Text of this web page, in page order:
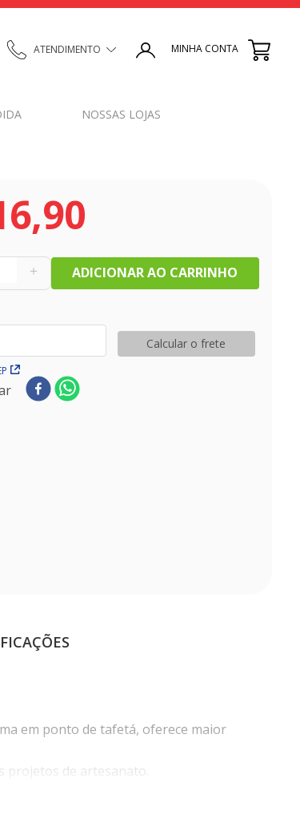
ATENDIMENTO MINHA CONTA
NOSSAS LOJAS
,90
＋ ADICIONAR AO CARRINHO
Calcular o frete
em ponto de tafetá, oferece maior
projetos de artesanato.